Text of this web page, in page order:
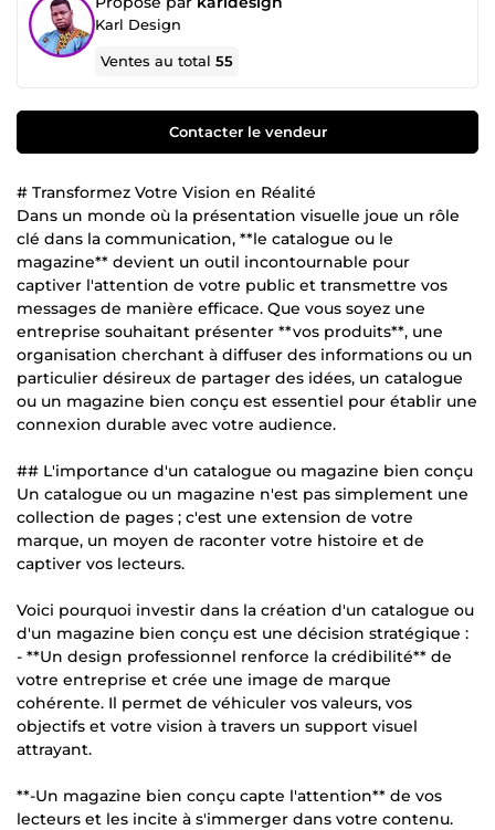
Karl Design
Ventes au total55
Contacter le vendeur
# Transformez Votre Vision en Réalité
Dans un monde où la présentation visuelle joue un rôle
clé dans la communication, **le catalogue ou le
magazine** devient un outil incontournable pour
captiver l'attention de votre public et transmettre vos
messages de manière efficace. Que vous soyez une
entreprise souhaitant présenter **vos produits**, une
organisation cherchant à diffuser des informations ou un
particulier désireux de partager des idées, un catalogue
ou un magazine bien conçu est essentiel pour établir une
connexion durable avec votre audience.
## L'importance d'un catalogue ou magazine bien conçu
Un catalogue ou un magazine n'est pas simplement une
collection de pages ; c'est une extension de votre
marque, un moyen de raconter votre histoire et de
captiver vos lecteurs.
Voici pourquoi investir dans la création d'un catalogue ou
d'un magazine bien conçu est une décision stratégique :
- **Un design professionnel renforce la crédibilité** de
votre entreprise et crée une image de marque
cohérente. Il permet de véhiculer vos valeurs, vos
objectifs et votre vision à travers un support visuel
attrayant.
**-Un magazine bien conçu capte l'attention** de vos
lecteurs et les incite à s'immerger dans votre contenu.